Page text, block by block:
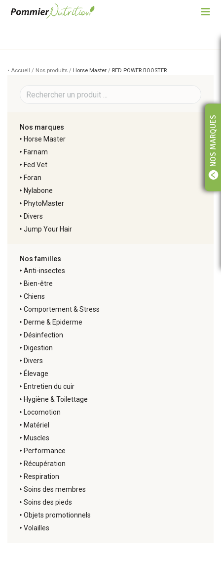
NOS MARQUES
• Accueil / Nos produits / Horse Master / RED POWER BOOSTER
Nos marques
‣ Horse Master
‣ Farnam
‣ Fed Vet
‣ Foran
‣ Nylabone
‣ PhytoMaster
‣ Divers
‣Jump Your Hair
Nos familles
‣Anti-insectes
‣ Bien-être
‣Chiens
‣Comportement & Stress
‣ Derme & Epiderme
‣ Désinfection
‣ Digestion
‣ Divers
‣ Élevage
‣ Entretien du cuir
‣ Hygiène & Toilettage
‣ Locomotion
‣ Matériel
‣ Muscles
‣ Performance
‣ Récupération
‣ Respiration
‣Soins des membres
‣Soins des pieds
‣Objets promotionnels
‣Volailles